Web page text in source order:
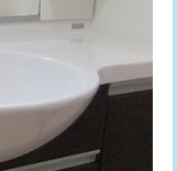
33,000円
44,000円
33,000円
11,000円